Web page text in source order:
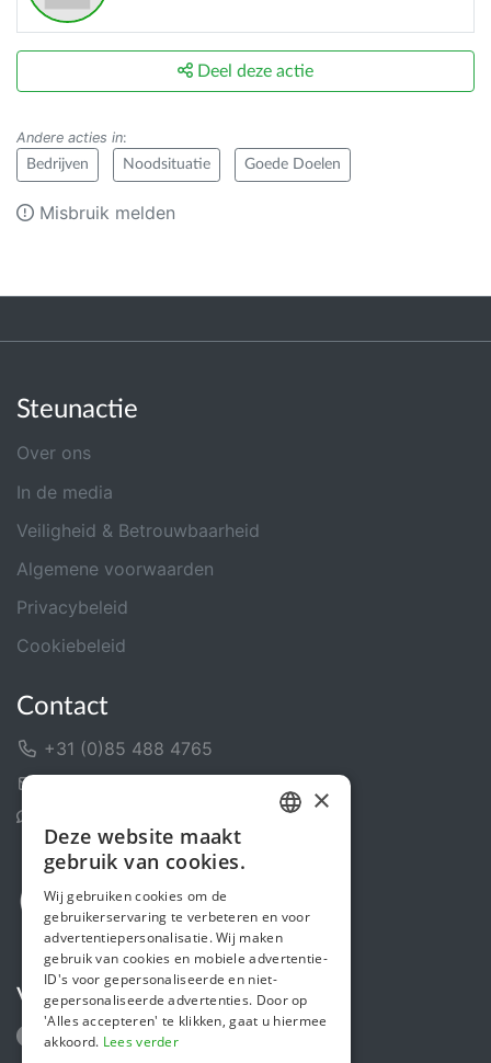
Deel deze actie
Andere acties in:
Bedrijven Noodsituatie Goede Doelen
Misbruik melden
Steunactie
Over ons
In de media
Veiligheid & Betrouwbaarheid
Algemene voorwaarden
Privacybeleid
Cookiebeleid
Contact
+31 (0)85 488 4765
Volg ons
ENGLISH
×
Deze website maakt
gebruik van cookies.
Wij gebruiken cookies om de
gebruikerservaring te verbeteren en voor
advertentiepersonalisatie. Wij maken
gebruik van cookies en mobiele advertentie-
ID's voor gepersonaliseerde en niet-
gepersonaliseerde advertenties. Door op
'Alles accepteren' te klikken, gaat u hiermee
akkoord. Lees verder